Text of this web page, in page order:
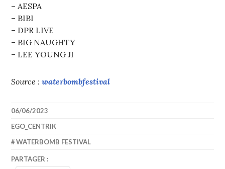
– AESPA
– BIBI
– DPR LIVE
– BIG NAUGHTY
– LEE YOUNG JI
Source :waterbombfestival
06/06/2023
EGO_CENTRIK
WATERBOMB FESTIVAL
PARTAGER :